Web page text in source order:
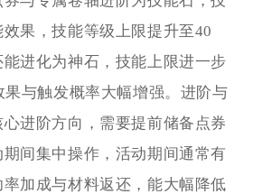
果，技能等级上限提升至40
进化为神石，技能上限进一步
与触发概率大幅增强。进阶与
进阶方向，需要提前储备点券
间集中操作，活动期间通常有
加成与材料返还，能大幅降低